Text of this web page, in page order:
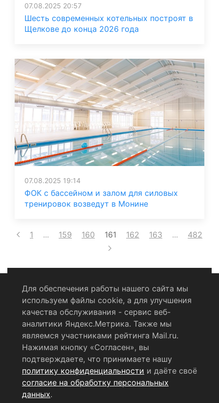
07.08.2025 20:57
Шесть современных котельных построят в
Щелкове до конца 2026 года
07.08.2025 19:14
ФОК с бассейном и залом для силовых
тренировок возведут в Монине
1 ... 159 160 161 162 163 ... 482
Политика конфиденциальности
Согласие на обработку персональных данных
RSS-лента
© 2004 - 2026 Сетевое издание Щёлковское ТВ.
Свидетельство о регистрации СМИ
ЭЛ № ФС 77 - 79754 от 07.12.2020 г.
Для обеспечения работы нашего сайта мы
используем файлы cookie, а для улучшения
качества обслуживания - сервис веб-
аналитики Яндекс.Метрика. Также мы
являемся участниками рейтинга Mail.ru.
Нажимая кнопку «Согласен», вы
подтверждаете, что принимаете нашу
политику конфиденциальности и даёте своё
согласие на обработку персональных
данных.